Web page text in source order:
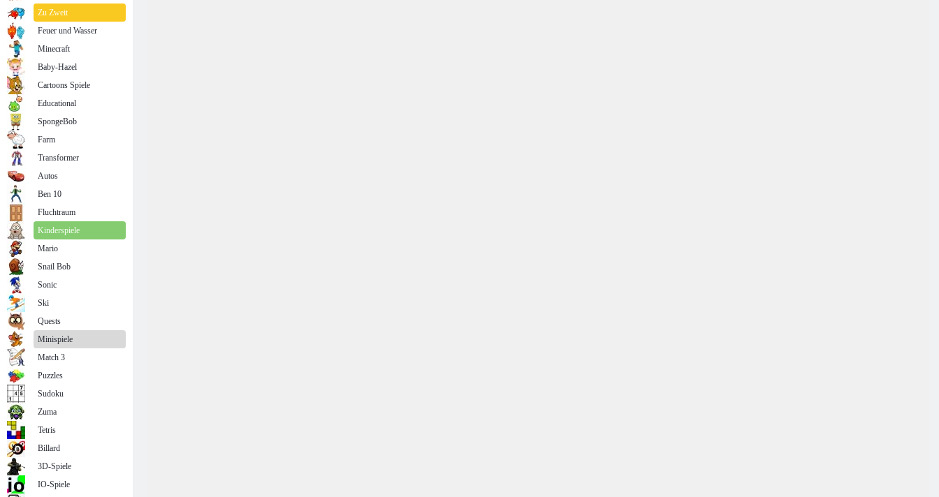
Zu Zweit
Feuer und Wasser
Minecraft
Baby-Hazel
Cartoons Spiele
Educational
SpongeBob
Farm
Transformer
Autos
Ben 10
Fluchtraum
Kinderspiele
Mario
Snail Bob
Sonic
Ski
Quests
Minispiele
Match 3
Puzzles
Sudoku
Zuma
Tetris
Billard
3D-Spiele
IO-Spiele